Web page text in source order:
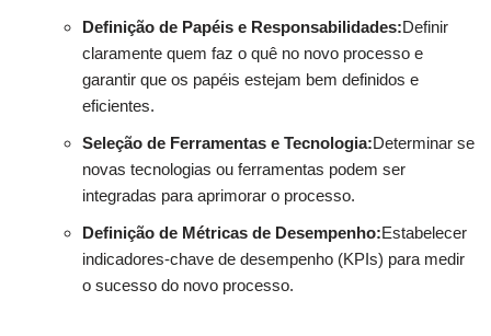
Definição de Papéis e Responsabilidades:Definir
claramente quem faz o quê no novo processo e
garantir que os papéis estejam bem definidos e
eficientes.
Seleção de Ferramentas e Tecnologia:Determinar se
novas tecnologias ou ferramentas podem ser
integradas para aprimorar o processo.
Definição de Métricas de Desempenho:Estabelecer
indicadores-chave de desempenho (KPIs) para medir
o sucesso do novo processo.